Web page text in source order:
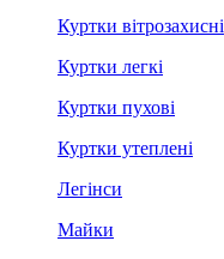
Куртки вітрозахисні
Куртки легкі
Куртки пухові
Куртки утеплені
Легінси
Майки